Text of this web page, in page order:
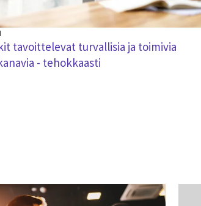
tavoittelevat turvallisia ja toimivia
- tehokkaasti